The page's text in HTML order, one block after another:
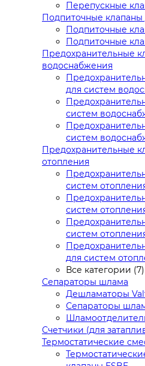
Перепускные
Подпиточные клапаны
Подпиточные
Подпиточные
Предохранительные
водоснабжения
для систем
систем
систем
Предохранительные
отопления
систем
систем
систем
для систем
Все категории (7)
Сепараторы шлама
Дешламаторы
Сепараторы
Счетчики (для
Термостатические